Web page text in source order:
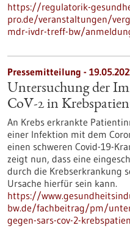
https://regulatorik-
pro.de/veranstaltungen/
mdr-ivdr-treff-bw/
Pressemitteilung -
Untersuchung der
CoV-2 in
An Krebs erkrankte
einer Infektion mit dem
einen schweren Covid-19-
zeigt nun, dass eine
durch die Krebserkrankung
Ursache hierfür sein kann.
https://
bw.de/fachbeitrag/pm/
gegen-sars-cov-2-